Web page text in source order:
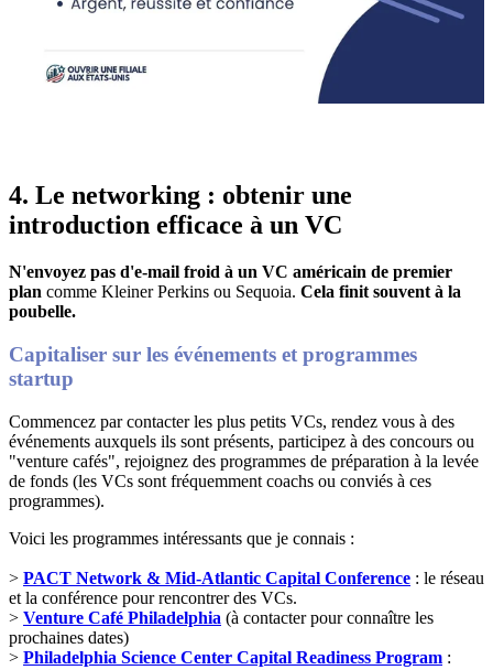
4. Le networking : obtenir une
introduction efficace à un VC
N'envoyez pas d'e-mail froid à un VC américain de premier
plan comme Kleiner Perkins ou Sequoia. Cela finit souvent à la
poubelle.
Capitaliser sur les événements et programmes
startup
Commencez par contacter les plus petits VCs, rendez vous à des
événements auxquels ils sont présents, participez à des concours ou
"venture cafés", rejoignez des programmes de préparation à la levée
de fonds (les VCs sont fréquemment coachs ou conviés à ces
programmes).
Voici les programmes intéressants que je connais :
> PACT Network & Mid-Atlantic Capital Conference : le réseau
et la conférence pour rencontrer des VCs.
> Venture Café Philadelphia (à contacter pour connaître les
prochaines dates)
> Philadelphia Science Center Capital Readiness Program :